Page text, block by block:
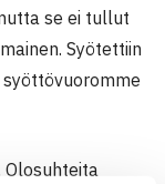
se ei tullut
Syötettiin